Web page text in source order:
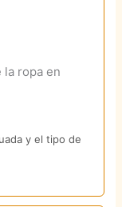
la ropa en
y el tipo de